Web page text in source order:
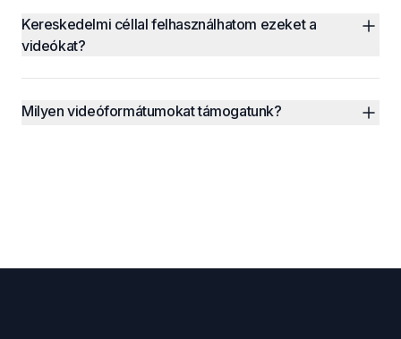
Kereskedelmi céllal felhasználhatom ezeket a
videókat?
Milyen videóformátumokat támogatunk?